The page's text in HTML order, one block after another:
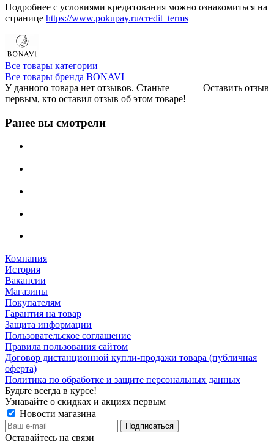
Подробнее с условиями кредитования можно ознакомиться на
странице https://www.pokupay.ru/credit_terms
Все товары категории
Все товары бренда BONAVI
Оставить отзыв
У данного товара нет отзывов. Станьте
первым, кто оставил отзыв об этом товаре!
Ранее вы смотрели
Компания
История
Вакансии
Магазины
Покупателям
Гарантия на товар
Защита информации
Пользовательское соглашение
Правила пользования сайтом
Договор дистанционной купли-продажи товара (публичная
оферта)
Политика по обработке и защите персональных данных
Будьте всегда в курсе!
Узнавайте о скидках и акциях первым
Новости магазина
Оставайтесь на связи